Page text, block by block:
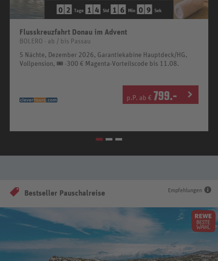
0 2 Tage 1 4 Std 1 6 Min 0 7 Sek
Flusskreuzfahrt Donau im Advent
BOLERO - ab / bis Passau
5 Nächte, Dezember 2026, Garantiekabine Hauptdeck/HG,
Vollpension, 🎟️ -300 € Magenta-Vorteilscode bis 11.08.
p.P. ab € 799.-
Empfehlungen
Bestseller Pauschalreise